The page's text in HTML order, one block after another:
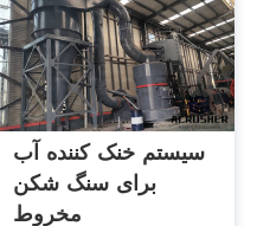
سیستم خنک کننده آب
برای سنگ شکن
مخروط